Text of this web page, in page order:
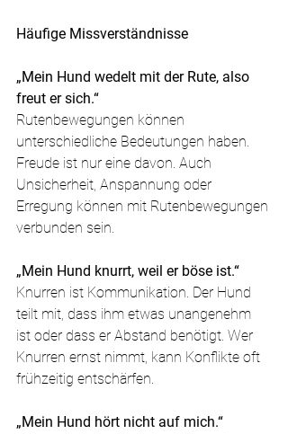
Häufige Missverständnisse
„Mein Hund wedelt mit der Rute, also
freut er sich.“
Rutenbewegungen können
unterschiedliche Bedeutungen haben.
Freude ist nur eine davon. Auch
Unsicherheit, Anspannung oder
Erregung können mit Rutenbewegungen
verbunden sein.
„Mein Hund knurrt, weil er böse ist.“
Knurren ist Kommunikation. Der Hund
teilt mit, dass ihm etwas unangenehm
ist oder dass er Abstand benötigt. Wer
Knurren ernst nimmt, kann Konflikte oft
frühzeitig entschärfen.
„Mein Hund hört nicht auf mich.“